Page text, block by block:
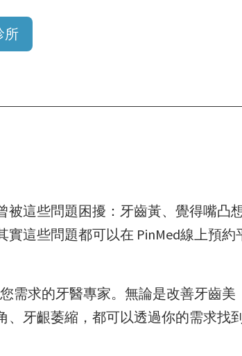
所
這些問題困擾：牙齒黃、覺得嘴凸
這些問題都可以在 PinMed線上預約
需求的牙醫專家。無論是改善牙齒美
、牙齦萎縮，都可以透過你的需求找